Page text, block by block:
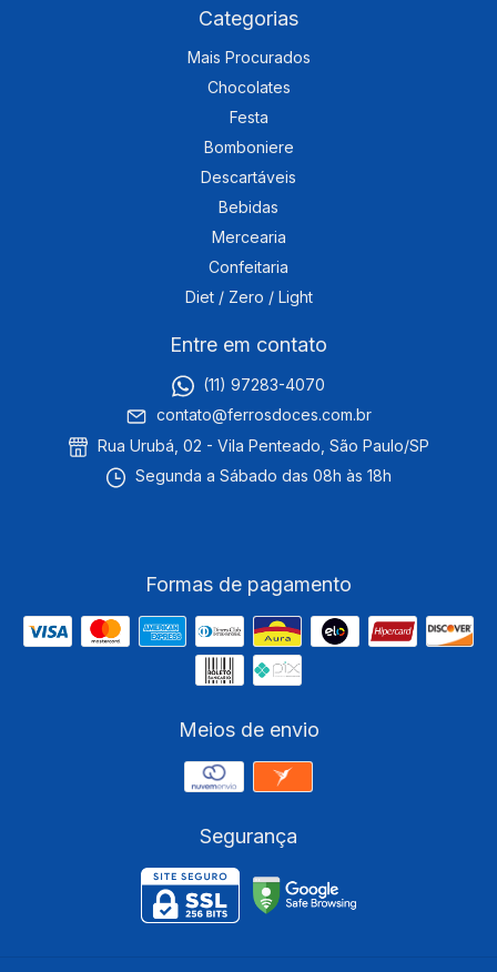
Categorias
Mais Procurados
Chocolates
Festa
Bomboniere
Descartáveis
Bebidas
Mercearia
Confeitaria
Diet / Zero / Light
Entre em contato
(11) 97283-4070
contato@ferrosdoces.com.br
Rua Urubá, 02 - Vila Penteado, São Paulo/SP
Segunda a Sábado das 08h às 18h
Formas de pagamento
Meios de envio
Segurança